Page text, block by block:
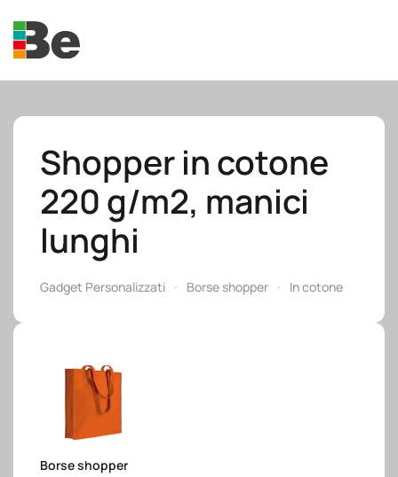
Skip to main content
Shopper in cotone
220 g/m2, manici
lunghi
Gadget Personalizzati Borse shopper In cotone
Borse shopper